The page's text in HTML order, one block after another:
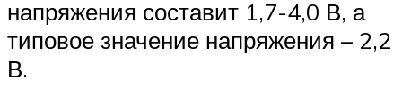
напряжения составит 1,7-4,0 В, а
типовое значение напряжения – 2,2
В.